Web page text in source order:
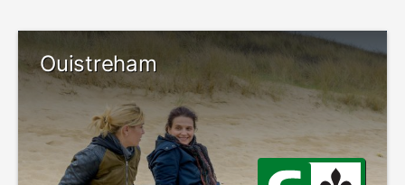
Ouistreham